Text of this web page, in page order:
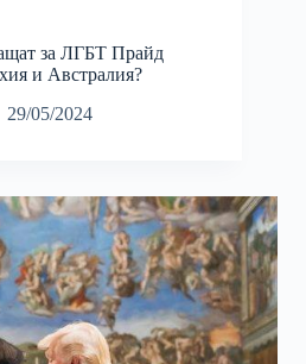
за ЛГБТ Прайд
и Австралия?
29/05/2024